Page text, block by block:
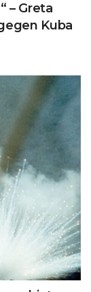
– Greta
Kuba